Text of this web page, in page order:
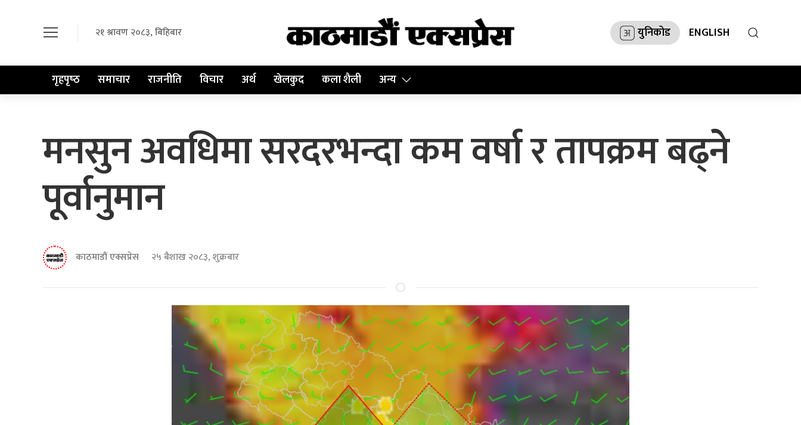
२१ श्रावण २०८३, बिहिबार युनिकोड ENGLISH
गृहपृष्‍ठ समाचार राजनीति विचार अर्थ खेलकुद कला शैली अन्य
मनसुन अवधिमा सरदरभन्दा कम वर्षा र तापक्रम बढ्ने
पूर्वानुमान
काठमाडौं एक्सप्रेस २५ बैशाख २०८३, शुक्रबार